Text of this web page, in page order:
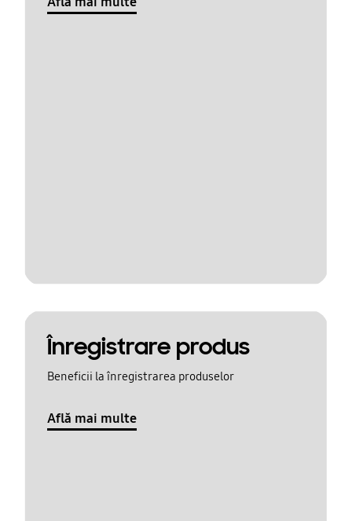
Înregistrare produs
Beneficii la înregistrarea produselor
Află mai multe